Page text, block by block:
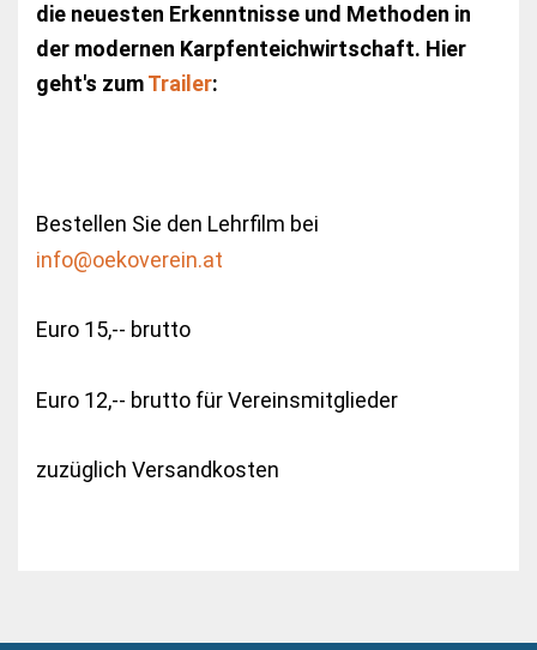
die neuesten Erkenntnisse und Methoden in
der modernen Karpfenteichwirtschaft. Hier
geht's zumTrailer:
Bestellen Sie den Lehrfilm bei
info@oekoverein.at
Euro 15,-- brutto
Euro 12,-- brutto für Vereinsmitglieder
zuzüglich Versandkosten